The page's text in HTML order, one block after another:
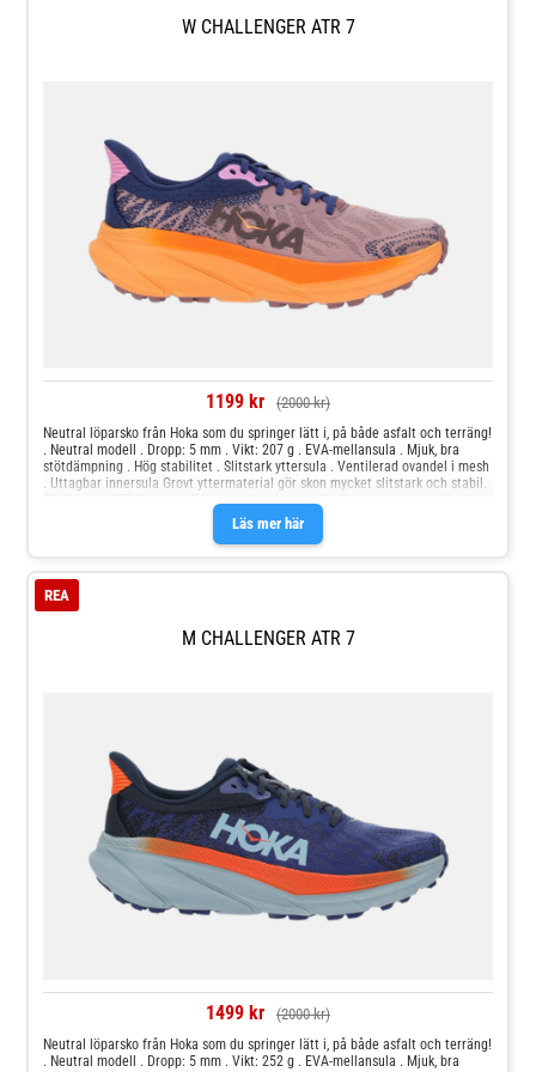
traditionella vandringsskor. Ar Foam™ Ar Foam™ är ett innovativt allround-
material som ger effektiv respons, stabilitet och ett mjukt och följsamt
löpsteg. Detta EVA-baserade skum har en
W CHALLENGER ATR 7
1199 kr (2000 kr)
Läs mer här
Neutral löparsko från Hoka som du springer lätt i, på både asfalt och terräng!
. Neutral modell . Dropp: 5 mm . Vikt: 207 g . EVA-mellansula . Mjuk, bra
stötdämpning . Hög stabilitet . Slitstark yttersula . Ventilerad ovandel i mesh
. Uttagbar innersula Grovt yttermaterial gör skon mycket slitstark och stabil.
detta en anpassningsbar terrängsko där man springer lika lätt i terrängen
som på asfalten. Detta mycket tack vare geometrin i mellansulan och
yttersulans konstruktion. Challenger ATR 7 är designad att vara mångsidig
grepp och vara så lätt som möjligt. Den är utvecklad med breda, tätt
ihopsatta dobbar med en yttersula som lämpar sig för att ta sig från ett
underlag till ett annat. Den perfekta kombinationen! Guide: Välj rätt
M CHALLENGER ATR 7
REA
1499 kr (2000 kr)
Neutral löparsko från Hoka som du springer lätt i, på både asfalt och terräng!
. Neutral modell . Dropp: 5 mm . Vikt: 252 g . EVA-mellansula . Mjuk, bra